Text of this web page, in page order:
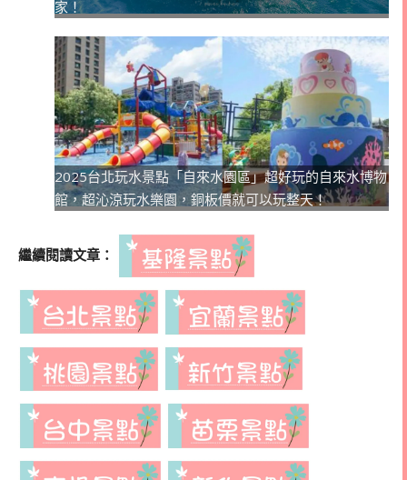
家！
2025台北玩水景點「自來水園區」超好玩的自來水博物
館，超沁涼玩水樂園，銅板價就可以玩整天！
繼續閱讀文章：